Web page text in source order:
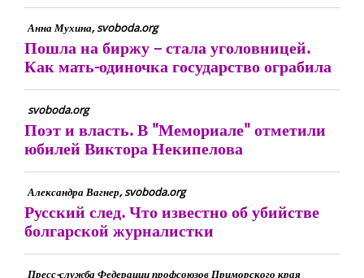
Анна Мухина, svoboda.org
Пошла на биржу – стала уголовницей.
Как мать-одиночка государство ограбила
svoboda.org
Поэт и власть. В "Мемориале" отметили
юбилей Виктора Некипелова
Александра Вагнер, svoboda.org
Русский след. Что известно об убийстве
болгарской журналистки
Пресс-служба Федерации профсоюзов Приморского края